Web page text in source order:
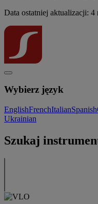
Data ostatniej aktualizacji: 4
Wybierz język
EnglishFrenchItalianSpanish
Ukrainian
Szukaj